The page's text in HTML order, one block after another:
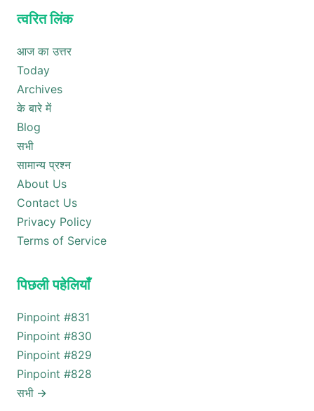
त्वरित लिंक
आज का उत्तर
Today
Archives
के बारे में
Blog
सभी
सामान्य प्रश्न
About Us
Contact Us
Privacy Policy
Terms of Service
पिछली पहेलियाँ
Pinpoint #831
Pinpoint #830
Pinpoint #829
Pinpoint #828
सभी →